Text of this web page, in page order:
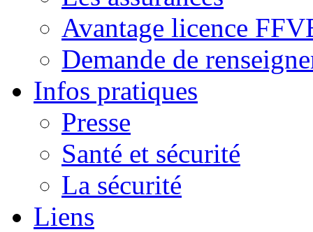
Avantage licence
Demande de
Infos pratiques
Presse
Santé et sécurité
La sécurité
Liens